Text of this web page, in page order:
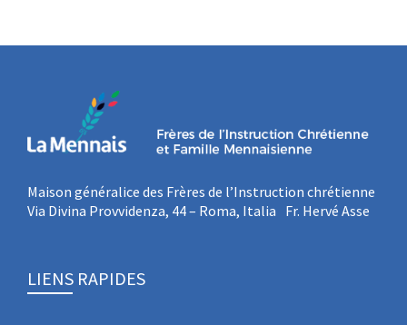
Maison généralice des Frères de l’Instruction chrétienne
Via Divina Provvidenza, 44 – Roma, Italia Fr. Hervé Asse
LIENS RAPIDES